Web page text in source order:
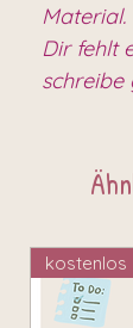
Material.
Dir fehlt
schreibe
kostenlos